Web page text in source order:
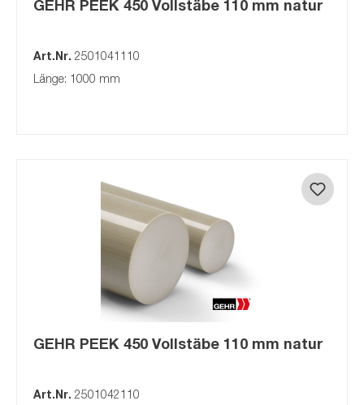
GEHR PEEK 450 Vollstäbe 110 mm natur
Art.Nr. 2501041110
Länge: 1000 mm
GEHR PEEK 450 Vollstäbe 110 mm natur
Art.Nr. 2501042110